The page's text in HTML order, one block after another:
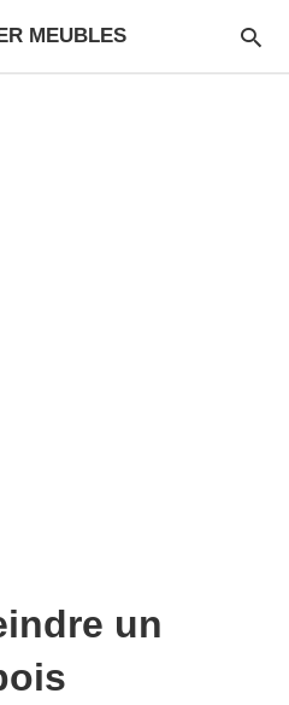
MEUBLES
un